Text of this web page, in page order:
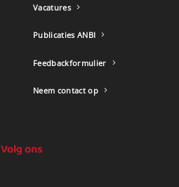
Vacatures
Publicaties ANBI
Feedbackformulier
Neem contact op
Volg ons